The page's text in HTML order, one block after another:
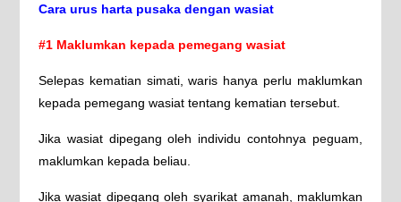
Cara urus harta pusaka dengan wasiat
#1 Maklumkan kepada pemegang wasiat
Selepas kematian simati, waris hanya perlu maklumkan
kepada pemegang wasiat tentang kematian tersebut.
Jika wasiat dipegang oleh individu contohnya peguam,
maklumkan kepada beliau.
Jika wasiat dipegang oleh syarikat amanah, maklumkan